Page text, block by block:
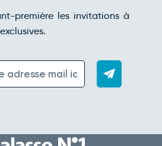
première les invitations à